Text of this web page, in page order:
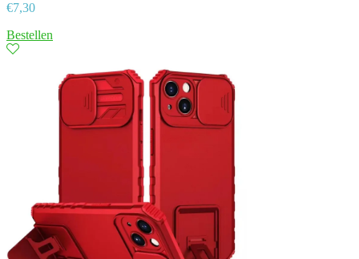
€7,30
Bestellen